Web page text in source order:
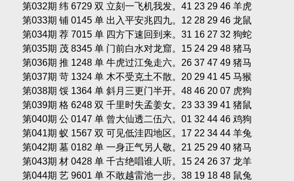
第032期 纬 6729 双 立刻一飞机我发。41 23 29 46 羊虎
第033期 铺 0145 单 出入平安兆四九。12 28 29 46 龙鼠
第034期 荐 7015 单 四方下速回到来。31 16 27 32 狗蛇
第035期 茂 8345 单 门前白水对龙窟。15 24 29 48 猪马
第036期 推 1248 单 牛虎过江兔走六。26 37 47 49 猪马
第037期 苛 1324 单 木不受克土不散。20 29 41 45 马猴
第038期 馁 1364 单 斜月三更门半开。48 46 20 07 虎狗
第039期 格 6248 双 千里时失孟姜女。23 33 39 41 猪鼠
第040期 公 0147 单 曾大仙透二伍六。01 32 44 46 鸡狗
第041期 蚁 1567 双 可见低洼四地区。17 22 34 44 羊兔
第042期 墓 0182 单 一身正气另人敬。21 25 29 40 猪马
第043期 材 0428 单 千古绝唱谁人听。15 24 26 37 龙羊
第044期 艺 9601 单 不敢越雷池一步。38 19 18 48 鼠兔